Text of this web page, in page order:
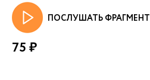
ПОСЛУШАТЬ ФРАГМЕНТ
75 ₽